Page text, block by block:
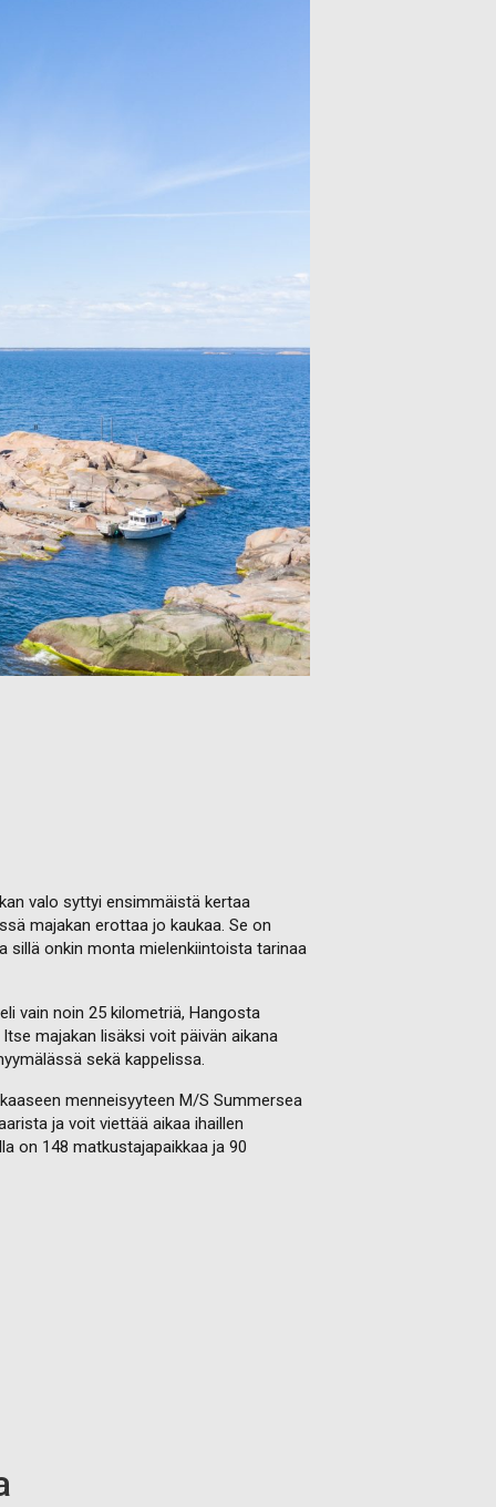
valo syttyi ensimmäistä kertaa
majakan erottaa jo kaukaa. Se on
sillä onkin monta mielenkiintoista tarinaa
vain noin 25 kilometriä, Hangosta
majakan lisäksi voit päivän aikana
sekä kappelissa.
menneisyyteen M/S Summersea
ja voit viettää aikaa ihaillen
on 148 matkustajapaikkaa ja 90